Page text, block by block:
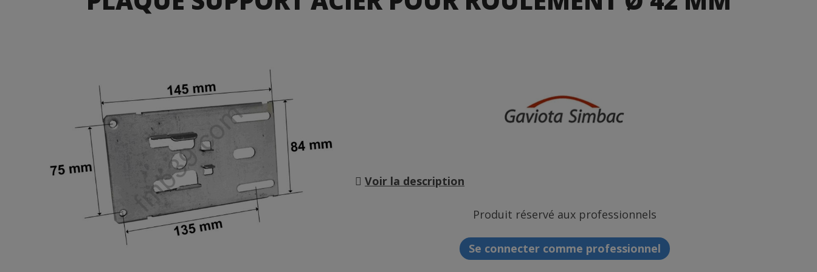
Voir la description
Produit réservé aux professionnels
Se connecter comme professionnel